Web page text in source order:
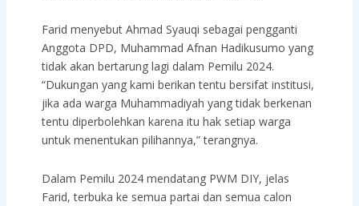
Farid menyebut Ahmad Syauqi sebagai pengganti
Anggota DPD, Muhammad Afnan Hadikusumo yang
tidak akan bertarung lagi dalam Pemilu 2024.
“Dukungan yang kami berikan tentu bersifat institusi,
jika ada warga Muhammadiyah yang tidak berkenan
tentu diperbolehkan karena itu hak setiap warga
untuk menentukan pilihannya,” terangnya.
Dalam Pemilu 2024 mendatang PWM DIY, jelas
Farid, terbuka ke semua partai dan semua calon